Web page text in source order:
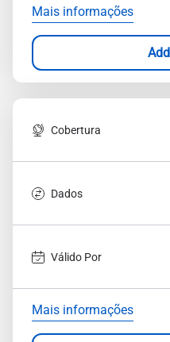
Mais informações
Cobertura
Dados
Válido Por
Mais informações